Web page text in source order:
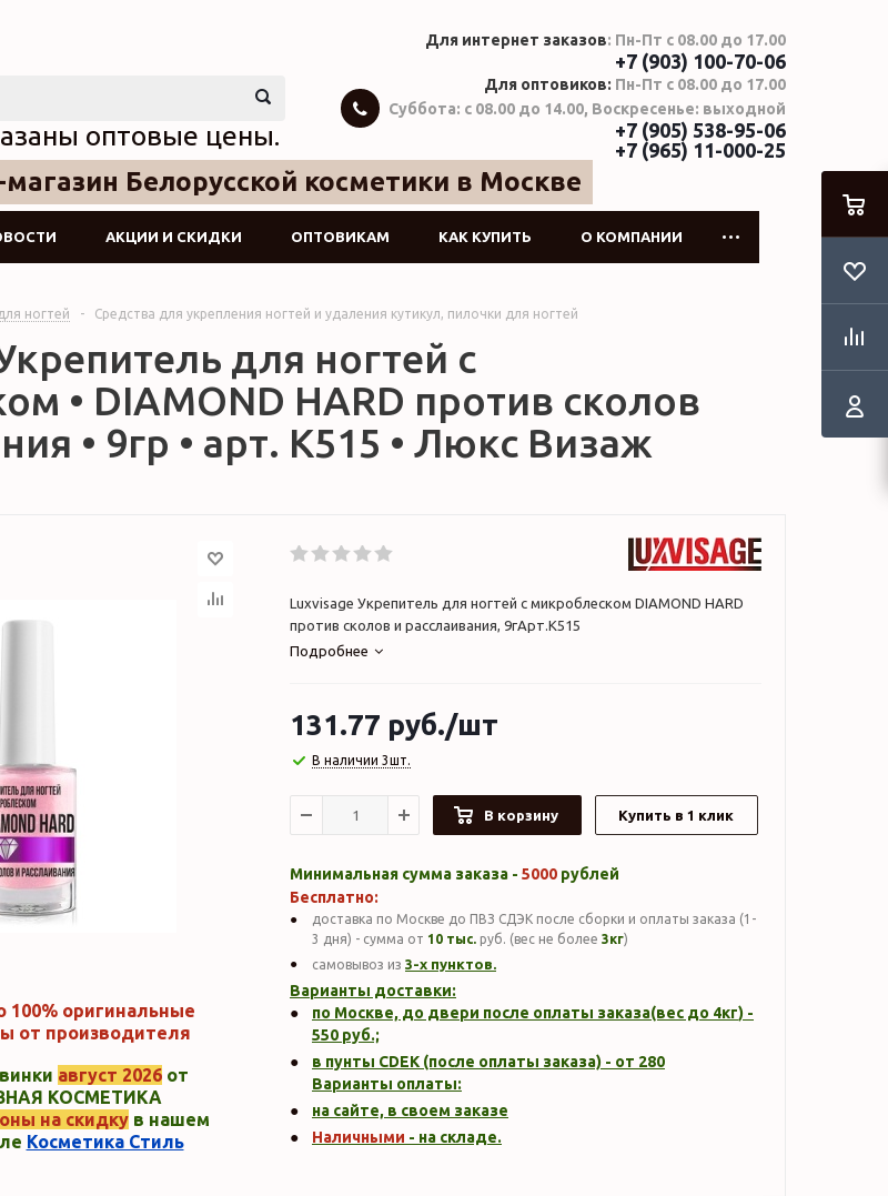
Белорусской косметики в Москве
оптовые цены.
Для интернет заказов: Пн-Пт с 08.00 до 17.00
+7 (903) 100-70-06
Для оптовиков: Пн-Пт с 08.00 до 17.00
Суббота: с 08.00 до 14.00, Воскресенье: выходной
+7 (905) 538-95-06
+7 (965) 11-000-25
АКЦИИ И СКИДКИ ОПТОВИКАМ КАК КУПИТЬ О КОМПАНИИ
ногтей - Средства для укрепления ногтей и удаления кутикул, пилочки для ногтей
для ногтей с
• DIAMOND HARD против сколов
• 9гр • арт. К515 • Люкс Визаж
100% оригинальные
от производителя
август 2026 от
КОСМЕТИКА
на скидку в нашем
Косметика Стиль
Luxvisage Укрепитель для ногтей с микроблеском DIAMOND HARD
против сколов и расслаивания, 9гАрт.К515
Подробнее
131.77 руб./шт
В наличии 3шт.
В корзину Купить в 1 клик
Минимальная сумма заказа - 5000 рублей
Бесплатно:
доставка по Москве до ПВЗ СДЭК после сборки и оплаты заказа (1-
3 дня) - сумма от 10 тыс. руб. (вес не более 3кг)
самовывоз из 3-х пунктов.
Варианты доставки:
по Москве, до двери после оплаты заказа(вес до 4кг) -
550 руб.;
в пунты CDEK (после оплаты заказа) - от 280
Варианты оплаты:
на сайте, в своем заказе
Наличными - на складе.